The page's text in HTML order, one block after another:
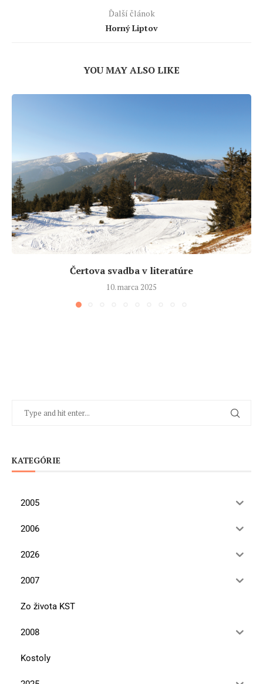
Ďalší článok
Horný Liptov
YOU MAY ALSO LIKE
Čertova svadba v literatúre
10. marca 2025
KATEGÓRIE
2005
2006
2026
2007
Zo života KST
2008
Kostoly